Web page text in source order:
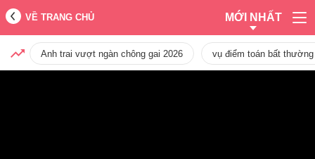
VỀ TRANG CHỦ MỚI NHẤT
Anh trai vượt ngàn chông gai 2026 vụ điểm toán bất